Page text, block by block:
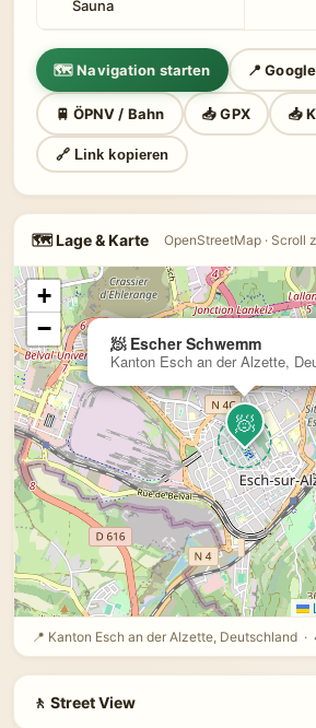
Sauna
🗺 Navigation starten 📍
🚆 ÖPNV / Bahn 📥 GPX 📥
🔗 Link kopieren
🗺 Lage & Karte OpenStreetMap · Scroll
🧖
🧖 Escher Schwemm
Kanton Esch an der Alzette,
+
−
📍 Kanton Esch an der Alzette, Deutschland
🚶 Street View